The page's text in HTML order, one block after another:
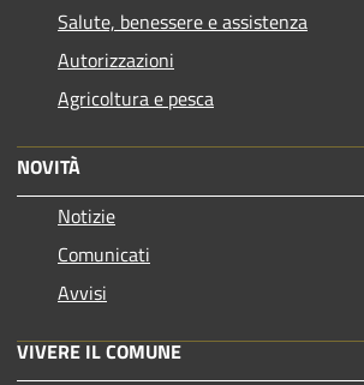
Salute, benessere e assistenza
Autorizzazioni
Agricoltura e pesca
NOVITÀ
Notizie
Comunicati
Avvisi
VIVERE IL COMUNE